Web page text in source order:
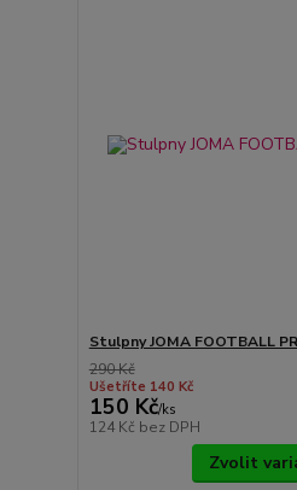
Stulpny JOMA FOOTBALL
290 Kč
Ušetříte 140 Kč
150 Kč/ks
124 Kč bez DPH
Zvolit